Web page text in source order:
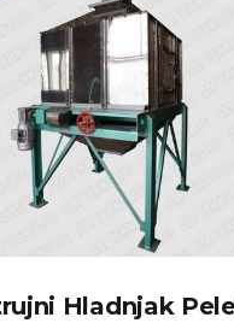
Hladnjak